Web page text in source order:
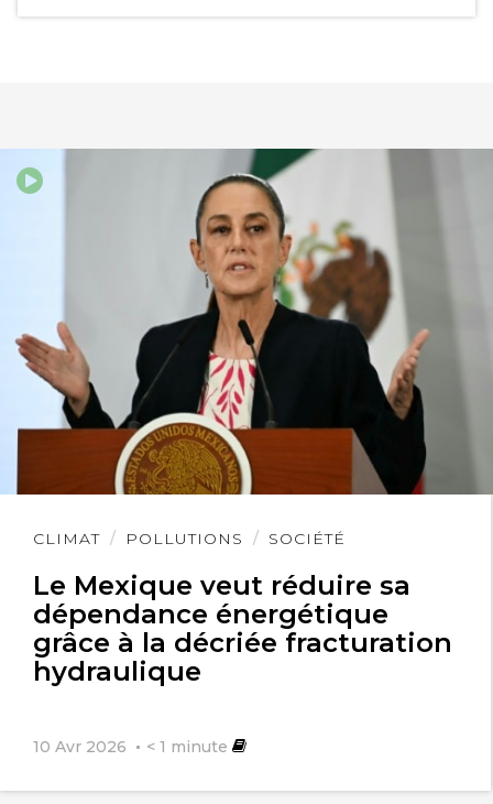
CLIMAT POLLUTIONS SOCIÉTÉ
Le Mexique veut réduire sa
dépendance énergétique
grâce à la décriée fracturation
hydraulique
10 Avr 2026 < 1 minute
Lire